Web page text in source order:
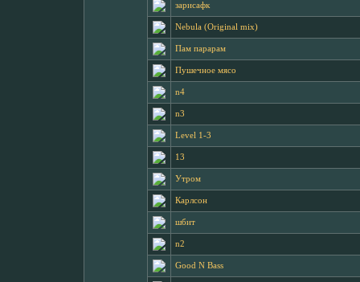
зарисафк
Nebula (Original mix)
Пам парарам
Пушечное мясо
n4
n3
Level 1-3
13
Утром
Карлсон
шбит
n2
Good N Bass